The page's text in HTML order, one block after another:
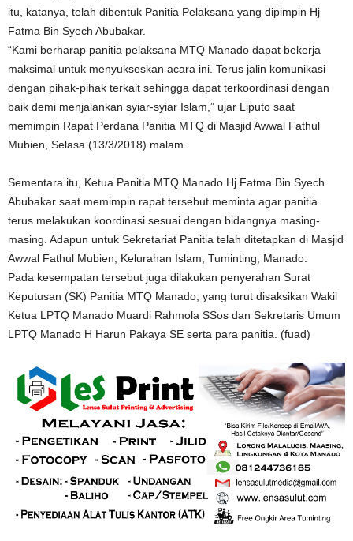
itu, katanya, telah dibentuk Panitia Pelaksana yang dipimpin Hj
Fatma Bin Syech Abubakar.
“Kami berharap panitia pelaksana MTQ Manado dapat bekerja
maksimal untuk menyukseskan acara ini. Terus jalin komunikasi
dengan pihak-pihak terkait sehingga dapat terkoordinasi dengan
baik demi menjalankan syiar-syiar Islam,” ujar Liputo saat
memimpin Rapat Perdana Panitia MTQ di Masjid Awwal Fathul
Mubien, Selasa (13/3/2018) malam.
Sementara itu, Ketua Panitia MTQ Manado Hj Fatma Bin Syech
Abubakar saat memimpin rapat tersebut meminta agar panitia
terus melakukan koordinasi sesuai dengan bidangnya masing-
masing. Adapun untuk Sekretariat Panitia telah ditetapkan di Masjid
Awwal Fathul Mubien, Kelurahan Islam, Tuminting, Manado.
Pada kesempatan tersebut juga dilakukan penyerahan Surat
Keputusan (SK) Panitia MTQ Manado, yang turut disaksikan Wakil
Ketua LPTQ Manado Muardi Rahmola SSos dan Sekretaris Umum
LPTQ Manado H Harun Pakaya SE serta para panitia. (fuad)